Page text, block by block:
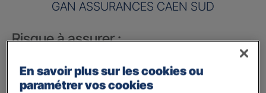
GAN ASSURANCES CAEN SUD
Risque à assurer :
Nom de société (Raison sociale)
En savoir plus sur les cookies ou
paramétrer vos cookies